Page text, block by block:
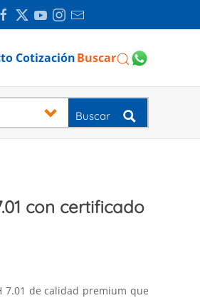
CotizaciónBuscar
Buscar
con certificado
7.01 de calidad premium que